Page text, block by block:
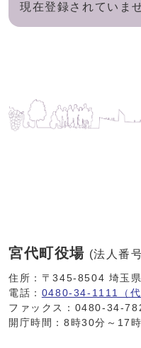
現在登録されていま
宮代町役場 (法人番
住所：〒345-8504 埼玉
電話： 0480-34-1111（代
ファックス：0480-34-
開庁時間：8時30分～17